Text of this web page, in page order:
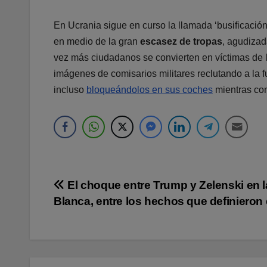
En Ucrania sigue en curso la llamada
en medio de la gran escasez de tropas,
vez más ciudadanos se convierten en víctimas de
imágenes de comisarios militares reclutando a
incluso bloqueándolos en sus coches mientras
Navegación
El choque entre Trump y Zelenski en
Blanca, entre los hechos que definieron